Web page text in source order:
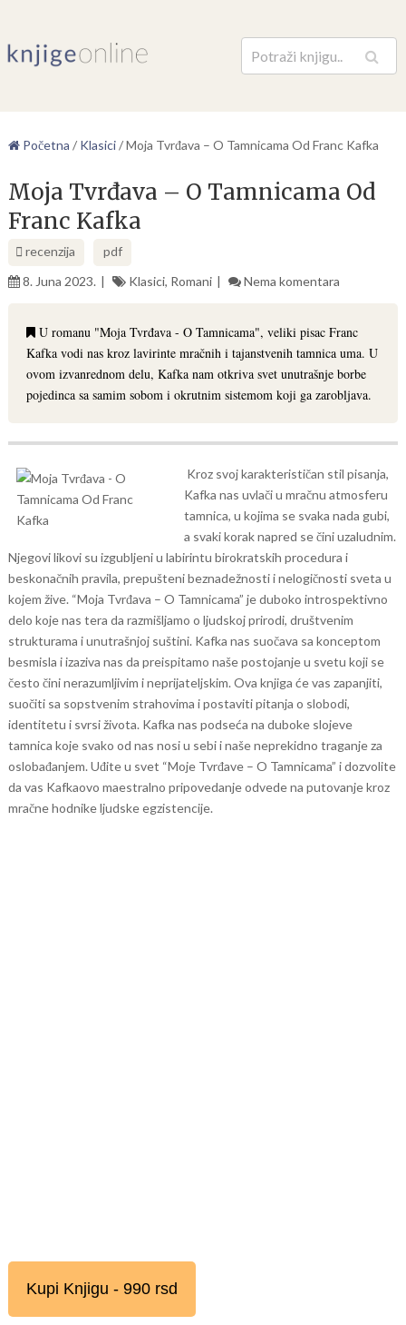
Pretraga
Početna / Klasici/Moja Tvrđava – O Tamnicama Od Franc Kafka
Moja Tvrđava – O Tamnicama Od
Franc Kafka
recenzija
pdf
8. Juna 2023.
Klasici, Romani Nema komentara
U romanu "Moja Tvrđava - O Tamnicama", veliki pisac Franc
Kafka vodi nas kroz lavirinte mračnih i tajanstvenih tamnica uma. U
ovom izvanrednom delu, Kafka nam otkriva svet unutrašnje borbe
pojedinca sa samim sobom i okrutnim sistemom koji ga zarobljava.
Kroz svoj karakterističan stil pisanja,
Kafka nas uvlači u mračnu atmosferu
tamnica, u kojima se svaka nada gubi,
a svaki korak napred se čini uzaludnim.
Njegovi likovi su izgubljeni u labirintu birokratskih procedura i
beskonačnih pravila, prepušteni beznadežnosti i nelogičnosti sveta u
kojem žive. “Moja Tvrđava – O Tamnicama” je duboko introspektivno
delo koje nas tera da razmišljamo o ljudskoj prirodi, društvenim
strukturama i unutrašnjoj suštini. Kafka nas suočava sa konceptom
besmisla i izaziva nas da preispitamo naše postojanje u svetu koji se
često čini nerazumljivim i neprijateljskim. Ova knjiga će vas zapanjiti,
suočiti sa sopstvenim strahovima i postaviti pitanja o slobodi,
identitetu i svrsi života. Kafka nas podseća na duboke slojeve
tamnica koje svako od nas nosi u sebi i naše neprekidno traganje za
oslobađanjem. Uđite u svet “Moje Tvrđave – O Tamnicama” i dozvolite
da vas Kafkaovo maestralno pripovedanje odvede na putovanje kroz
mračne hodnike ljudske egzistencije.
Kupi Knjigu - 990 rsd